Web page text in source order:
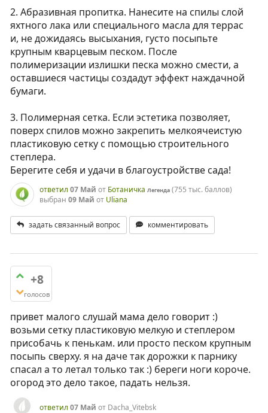
2. Абразивная пропитка. Нанесите на спилы слой
яхтного лака или специального масла для террас
и, не дожидаясь высыхания, густо посыпьте
крупным кварцевым песком. После
полимеризации излишки песка можно смести, а
оставшиеся частицы создадут эффект наждачной
бумаги.
3. Полимерная сетка. Если эстетика позволяет,
поверх спилов можно закрепить мелкоячеистую
пластиковую сетку с помощью строительного
степлера.
Берегите себя и удачи в благоустройстве сада!
ответил 07 Май от Ботаничка Легенда (755 тыс.баллов)
выбран 09 Май от Uliana
задать связанный вопрос комментировать
+8
голосов
привет малого слушай мама дело говорит :)
возьми сетку пластиковую мелкую и степлером
присобачь к пенькам. или просто песком крупным
посыпь сверху. я на даче так дорожки к парнику
спасал а то летал только так :) береги ноги короче.
огород это дело такое, падать нельзя.
ответил 07 Май от Dacha_Vitebsk